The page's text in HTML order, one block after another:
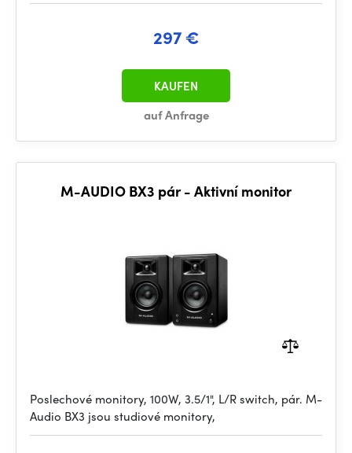
297 €
auf Anfrage
KAUFEN
M-AUDIO BX3 pár - Aktivní monitor
Poslechové monitory, 100W, 3.5/1", L/R switch, pár. M-
Audio BX3 jsou studiové monitory,